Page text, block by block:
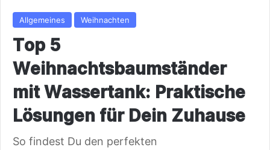
Allgemeines Weihnachten
Top 5
Weihnachtsbaumständer
mit Wassertank: Praktische
Lösungen für Dein Zuhause
So findest Du den perfekten